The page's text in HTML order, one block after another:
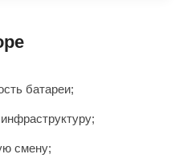
батареи;
смену;